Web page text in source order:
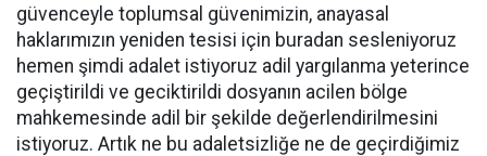
güvenceyle toplumsal güvenimizin, anayasal
haklarımızın yeniden tesisi için buradan sesleniyoruz
hemen şimdi adalet istiyoruz adil yargılanma yeterince
geçiştirildi ve geciktirildi dosyanın acilen bölge
mahkemesinde adil bir şekilde değerlendirilmesini
istiyoruz. Artık ne bu adaletsizliğe ne de geçirdiğimiz